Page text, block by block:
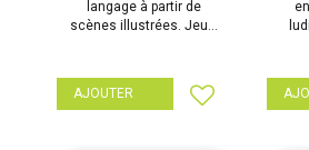
langage à partir de
scènes illustrées. Jeu...
AJOUTER